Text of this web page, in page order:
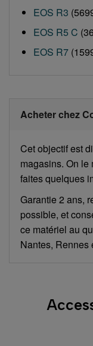
EOS R3
EOS R5 C
EOS R7
Acheter chez
Cet objectif est
magasins. On le
faites quelques
Garantie 2 ans,
possible, et
ce matériel au
Nantes, Rennes